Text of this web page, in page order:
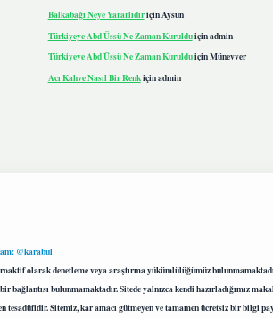
Balkabağı Neye YararlıdıriçinAysun
Türkiyeye Abd Üssü Ne Zaman Kurulduiçinadmin
Türkiyeye Abd Üssü Ne Zaman KurulduiçinMünevver
Acı Kahve Nasıl Bir Renkiçinadmin
@karabul
olarak denetleme veya araştırma yükümlülüğümüz
bulunmamaktadır. Sitede yalnızca kendi hazırladığımız
Sitemiz, kar amacı gütmeyen ve tamamen ücretsiz bir bilgi